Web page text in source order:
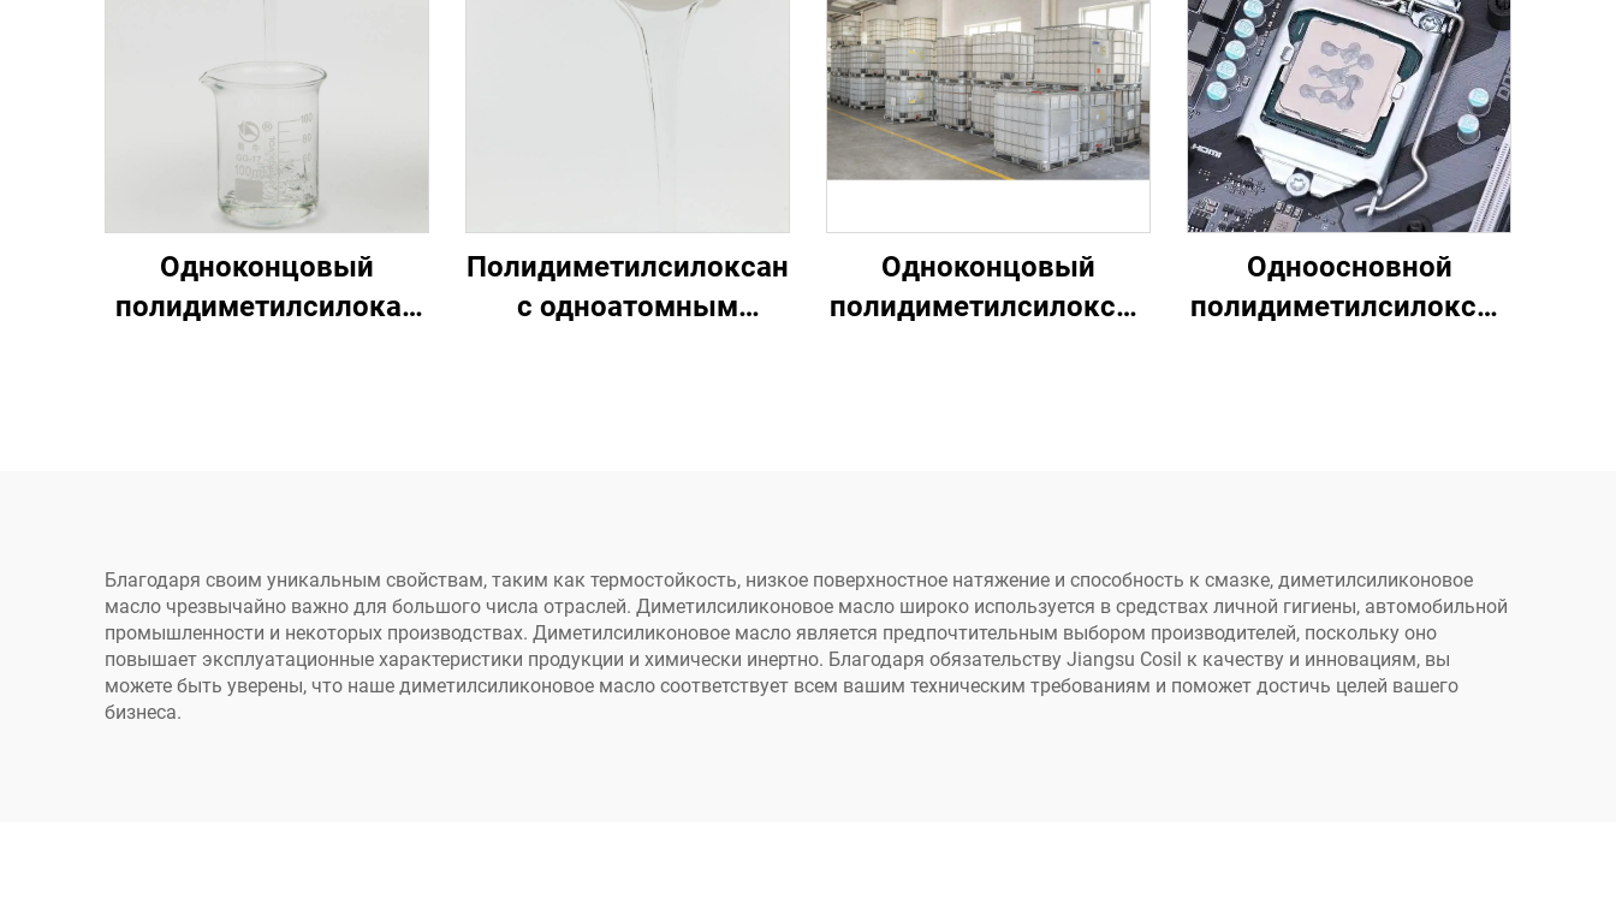
Одноконцовый
полидиметилсилокан
Полидиметилсилоксан
с одноатомным
Одноконцовый
полидиметилсилоксан
Одноосновной
полидиметилсилоксан
Благодаря своим уникальным свойствам, таким как термостойкость, низкое поверхностное натяжение и способность к смазке, диметилсиликоновое
масло чрезвычайно важно для большого числа отраслей. Диметилсиликоновое масло широко используется в средствах личной гигиены, автомобильной
промышленности и некоторых производствах. Диметилсиликоновое масло является предпочтительным выбором производителей, поскольку оно
повышает эксплуатационные характеристики продукции и химически инертно. Благодаря обязательству Jiangsu Cosil к качеству и инновациям, вы
можете быть уверены, что наше диметилсиликоновое масло соответствует всем вашим техническим требованиям и поможет достичь целей вашего
бизнеса.